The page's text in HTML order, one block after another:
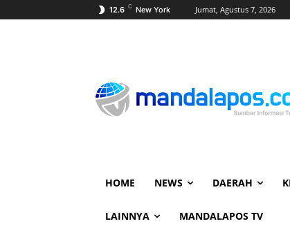
12.6 C New York Jumat, Agustus 7, 2026
HOME NEWS DAERAH
LAINNYA MANDALAPOS TV